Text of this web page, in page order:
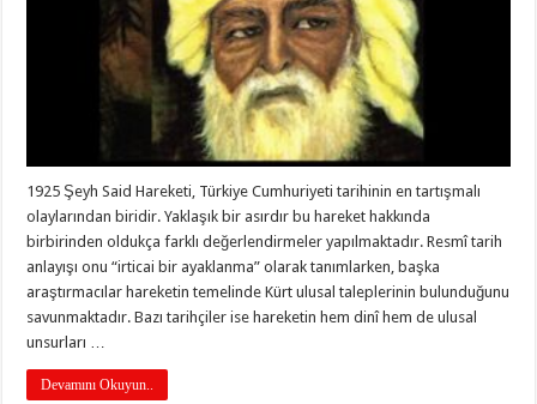
1925 Şeyh Said Hareketi, Türkiye Cumhuriyeti tarihinin en tartışmalı
olaylarından biridir. Yaklaşık bir asırdır bu hareket hakkında
birbirinden oldukça farklı değerlendirmeler yapılmaktadır. Resmî tarih
anlayışı onu “irticai bir ayaklanma” olarak tanımlarken, başka
araştırmacılar hareketin temelinde Kürt ulusal taleplerinin bulunduğunu
savunmaktadır. Bazı tarihçiler ise hareketin hem dinî hem de ulusal
unsurları …
Devamını Okuyun..